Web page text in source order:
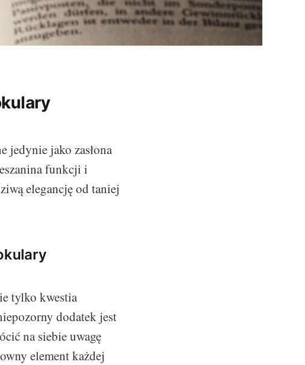
jedynie jako zasłona
funkcji i
elegancję od taniej
tylko kwestia
dodatek jest
na siebie uwagę
element każdej